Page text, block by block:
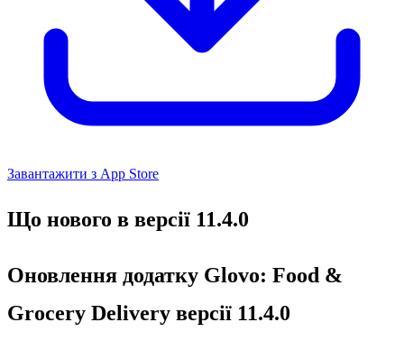
Завантажити з App Store
Що нового в версії 11.4.0
Оновлення додатку Glovo: Food &
Grocery Delivery версії 11.4.0